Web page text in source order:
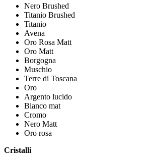
Nero Brushed
Titanio Brushed
Titanio
Avena
Oro Rosa Matt
Oro Matt
Borgogna
Muschio
Terre di Toscana
Oro
Argento lucido
Bianco mat
Cromo
Nero Matt
Oro rosa
Cristalli